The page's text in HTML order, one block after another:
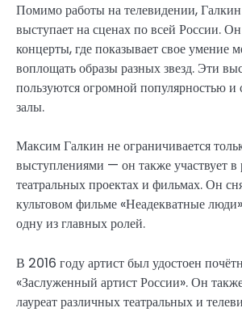
Помимо работы на телевидении,
выступает на сценах по всей России.
концерты, где показывает свое умение
воплощать образы разных звезд. Эти
пользуются огромной популярностью
залы.
Максим Галкин не ограничивается
выступлениями — он также участвует в
театральных проектах и фильмах. Он
культовом фильме «Неадекватные
одну из главных ролей.
В 2016 году артист был удостоен
«Заслуженный артист России». Он
лауреат различных театральных и